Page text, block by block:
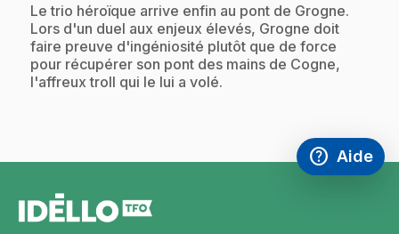
.Le trio héroïque arrive enfin au pont de Grogne.
Lors d'un duel aux enjeux élevés, Grogne doit
faire preuve d'ingéniosité plutôt que de force
pour récupérer son pont des mains de Cogne,
l'affreux troll qui le lui a volé.
help
Accéder à
Aide
,Ce lien
de